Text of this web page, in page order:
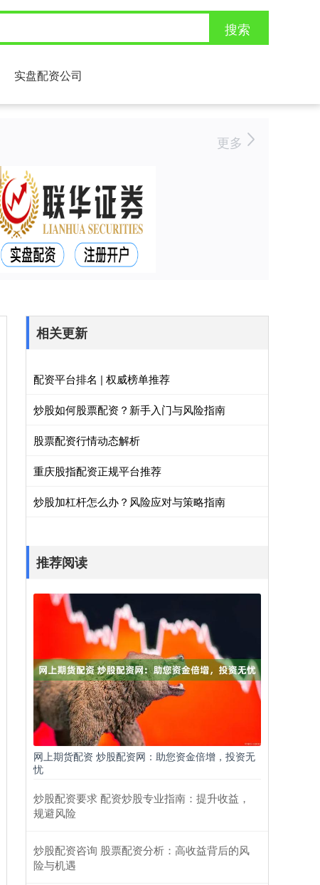
搜索
实盘配资公司
更多
相关更新
配资平台排名 | 权威榜单推荐
炒股如何股票配资？新手入门与风险指南
股票配资行情动态解析
重庆股指配资正规平台推荐
炒股加杠杆怎么办？风险应对与策略指南
推荐阅读
网上期货配资 炒股配资网：助您资金倍增，投资无
忧
炒股配资要求 配资炒股专业指南：提升收益，
规避风险
炒股配资咨询 股票配资分析：高收益背后的风
险与机遇